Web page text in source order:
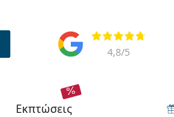
Αξιολογήσεις
4,8/5
εκπτώσεις